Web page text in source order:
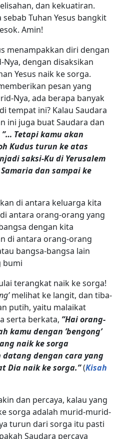
dan kekuatiran.
Tuhan Yesus bangkit
Amin!
menampakkan diri dengan
dengan disaksikan
Yesus naik ke sorga.
pesan yang
Nya, ada berapa banyak
tempat ini? Kalau Saudara
ini juga buat Saudara dan
”… Tetapi kamu akan
Kudus turun ke atas
saksi-Ku di Yerusalem
dan sampai ke
di antara keluarga kita
antara orang-orang yang
dengan kita
di antara orang-orang
bangsa-bangsa lain
bumi
terangkat naik ke sorga!
melihat ke langit, dan tiba-
putih, yaitu malaikat
serta berkata, ”Hai orang-
kamu dengan ’bengong’
naik ke sorga
dengan cara yang
Dia naik ke sorga.”(Kisah
dan percaya, kalau yang
sorga adalah murid-murid-
turun dari sorga itu pasti
Saudara percaya